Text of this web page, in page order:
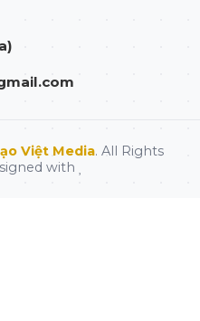
Việt Media. All Rights
with